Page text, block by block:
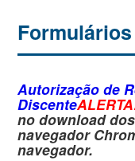
Formulários
Autorização de
Discente
no download
navegador
navegador.